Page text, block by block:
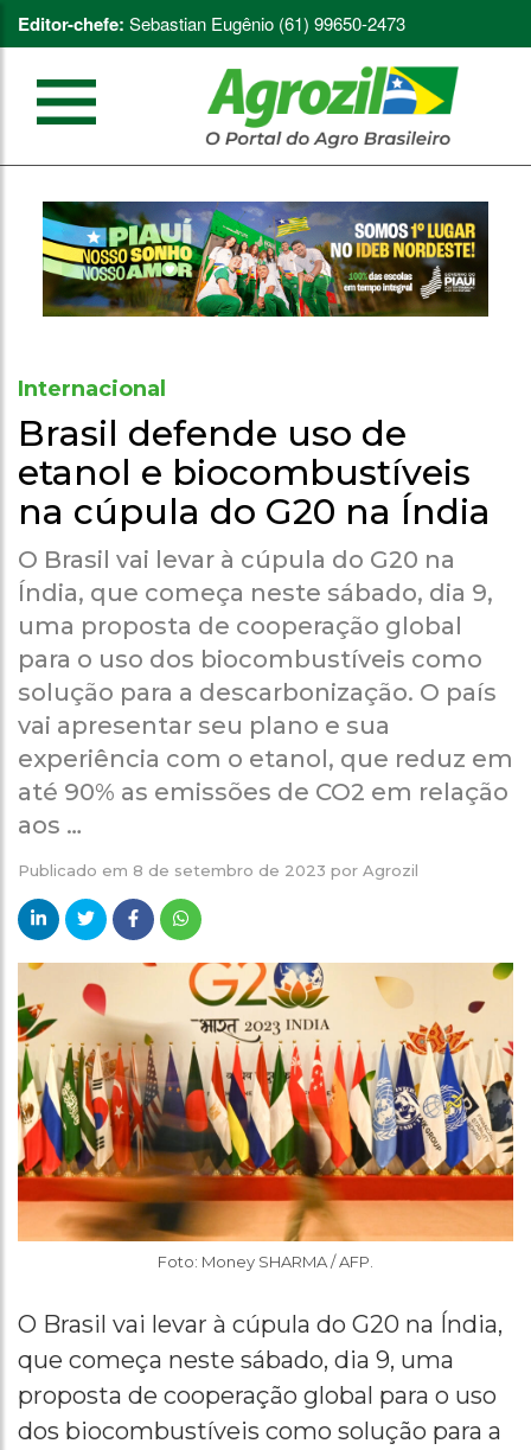
Editor-chefe: Sebastian Eugênio (61) 99650-2473
Internacional
Brasil defende uso de
etanol e biocombustíveis
na cúpula do G20 na Índia
O Brasil vai levar à cúpula do G20 na
Índia, que começa neste sábado, dia 9,
uma proposta de cooperação global
para o uso dos biocombustíveis como
solução para a descarbonização. O país
vai apresentar seu plano e sua
experiência com o etanol, que reduz em
até 90% as emissões de CO2 em relação
aos …
Publicado em 8 de setembro de 2023 por Agrozil
Foto: Money SHARMA / AFP.
O Brasil vai levar à cúpula do G20 na Índia,
que começa neste sábado, dia 9, uma
proposta de cooperação global para o uso
dos biocombustíveis como solução para a